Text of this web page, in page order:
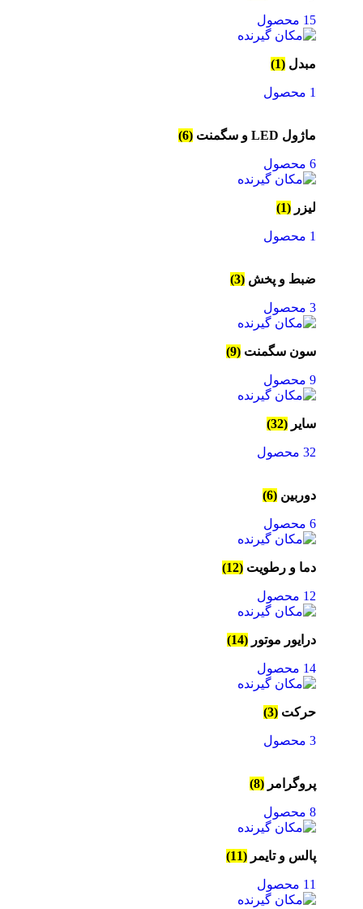
15 محصول
مبدل (1)
1 محصول
ماژول LED و سگمنت (6)
6 محصول
لیزر (1)
1 محصول
ضبط و پخش (3)
3 محصول
سون سگمنت (9)
9 محصول
سایر (32)
32 محصول
دوربین (6)
6 محصول
دما و رطویت (12)
12 محصول
درایور موتور (14)
14 محصول
حرکت (3)
3 محصول
پروگرامر (8)
8 محصول
پالس و تایمر (11)
11 محصول